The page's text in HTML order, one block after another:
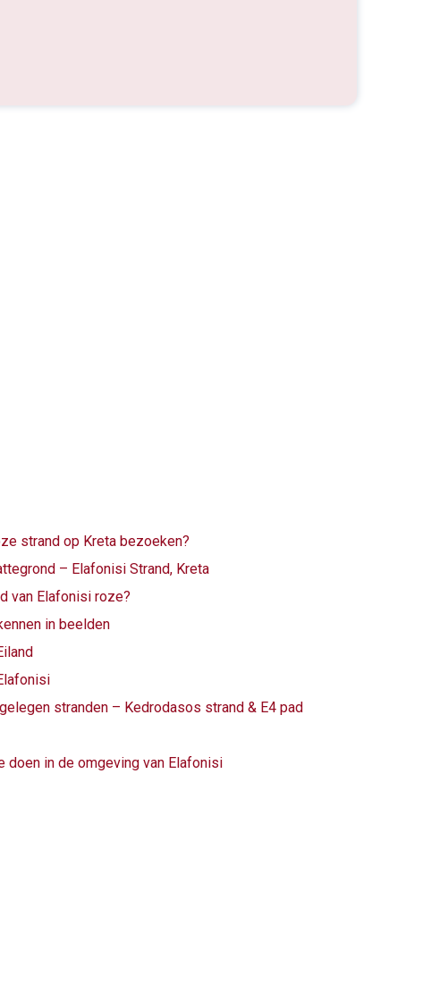
strand op Kreta bezoeken?
– Elafonisi Strand, Kreta
van Elafonisi roze?
in beelden
stranden – Kedrodasos strand & E4 pad
doen in de omgeving van Elafonisi